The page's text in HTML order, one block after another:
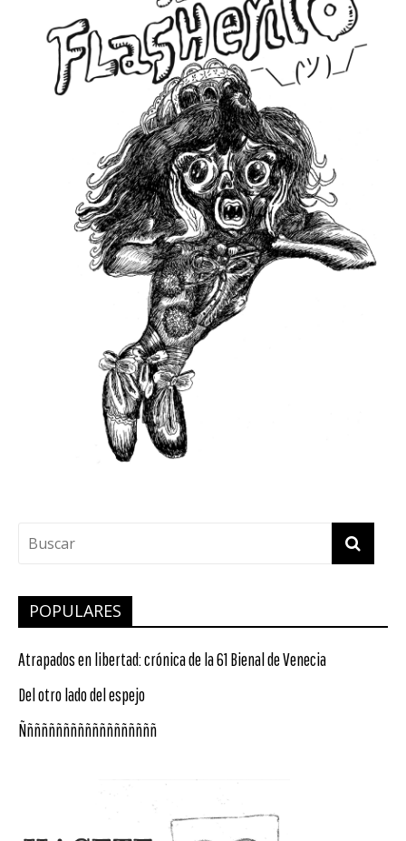
POPULARES
Atrapados en libertad: crónica de la 61 Bienal de Venecia
Del otro lado del espejo
Ñññññññññññññññññññ